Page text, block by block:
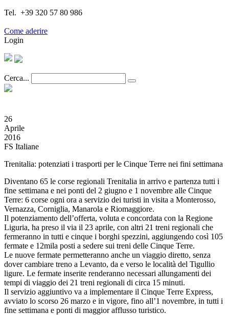
Tel. +39 320 57 80 986
Come aderire
Login
Cerca...
26
Aprile
2016
FS Italiane
Trenitalia: potenziati i trasporti per le Cinque Terre nei fini settimana
Diventano 65 le corse regionali Trenitalia in arrivo e partenza tutti i
fine settimana e nei ponti del 2 giugno e 1 novembre alle Cinque
Terre: 6 corse ogni ora a servizio dei turisti in visita a Monterosso,
Vernazza, Corniglia, Manarola e Riomaggiore.
Il potenziamento dell’offerta, voluta e concordata con la Regione
Liguria, ha preso il via il 23 aprile, con altri 21 treni regionali che
fermeranno in tutti e cinque i borghi spezzini, aggiungendo così 105
fermate e 12mila posti a sedere sui treni delle Cinque Terre.
Le nuove fermate permetteranno anche un viaggio diretto, senza
dover cambiare treno a Levanto, da e verso le località del Tigullio
ligure. Le fermate inserite renderanno necessari allungamenti dei
tempi di viaggio dei 21 treni regionali di circa 15 minuti.
Il servizio aggiuntivo va a implementare il Cinque Terre Express,
avviato lo scorso 26 marzo e in vigore, fino all’1 novembre, in tutti i
fine settimana e ponti di maggior afflusso turistico.